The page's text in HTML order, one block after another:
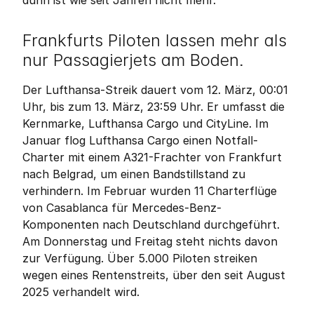
Frankfurts Piloten lassen mehr als
nur Passagierjets am Boden.
Der Lufthansa-Streik dauert vom 12. März, 00:01
Uhr, bis zum 13. März, 23:59 Uhr. Er umfasst die
Kernmarke, Lufthansa Cargo und CityLine. Im
Januar flog Lufthansa Cargo einen Notfall-
Charter mit einem A321-Frachter von Frankfurt
nach Belgrad, um einen Bandstillstand zu
verhindern. Im Februar wurden 11 Charterflüge
von Casablanca für Mercedes-Benz-
Komponenten nach Deutschland durchgeführt.
Am Donnerstag und Freitag steht nichts davon
zur Verfügung. Über 5.000 Piloten streiken
wegen eines Rentenstreits, über den seit August
2025 verhandelt wird.